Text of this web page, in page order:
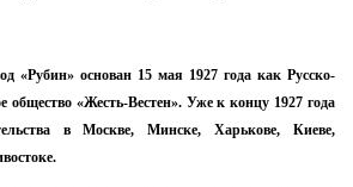
«Рубин» основан 15 мая 1927 года как Русско-
общество «Жесть-Вестен». Уже к концу 1927 года
в Москве, Минске, Харькове, Киеве,
конфиденциальности и